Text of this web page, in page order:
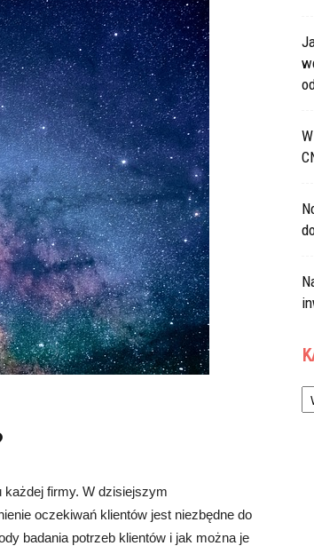
firmy. W dzisiejszym
oczekiwań klientów jest niezbędne do
badania potrzeb klientów i jak można je